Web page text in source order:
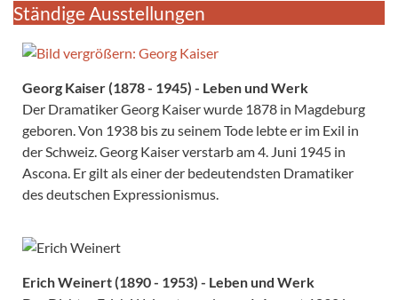
Ständige Ausstellungen
Georg Kaiser (1878 - 1945) - Leben und Werk
Der Dramatiker Georg Kaiser wurde 1878 in Magdeburg
geboren. Von 1938 bis zu seinem Tode lebte er im Exil in
der Schweiz. Georg Kaiser verstarb am 4. Juni 1945 in
Ascona. Er gilt als einer der bedeutendsten Dramatiker
des deutschen Expressionismus.
Erich Weinert (1890 - 1953) - Leben und Werk